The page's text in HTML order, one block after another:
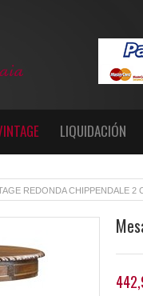
LIQUIDACIÓN
REDONDA CHIPPENDALE 2